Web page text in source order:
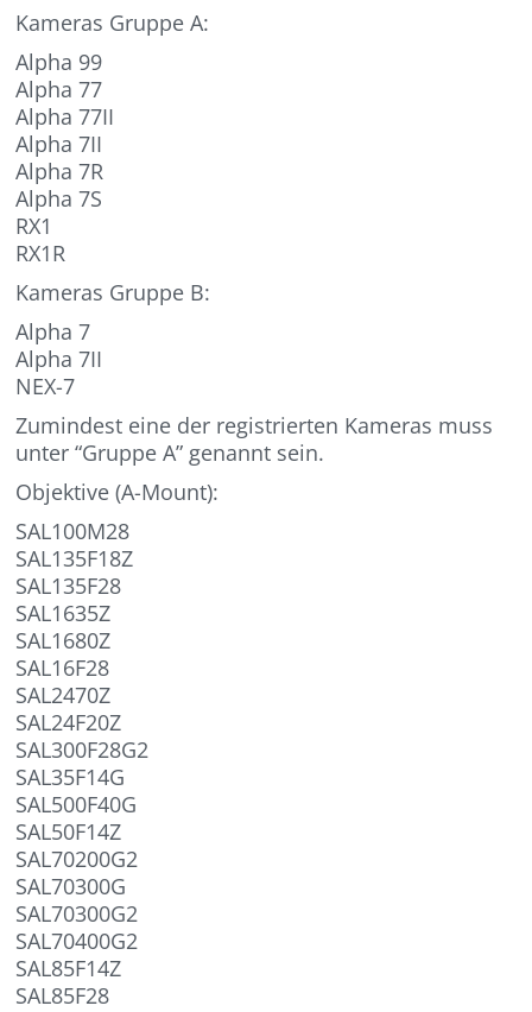
Kameras Gruppe A:
Alpha 99
Alpha 77
Alpha 77II
Alpha 7II
Alpha 7R
Alpha 7S
RX1
RX1R
Kameras Gruppe B:
Alpha 7
Alpha 7II
NEX-7
Zumindest eine der registrierten Kameras muss
unter “Gruppe A” genannt sein.
Objektive (A-Mount):
SAL100M28
SAL135F18Z
SAL135F28
SAL1635Z
SAL1680Z
SAL16F28
SAL2470Z
SAL24F20Z
SAL300F28G2
SAL35F14G
SAL500F40G
SAL50F14Z
SAL70200G2
SAL70300G
SAL70300G2
SAL70400G2
SAL85F14Z
SAL85F28